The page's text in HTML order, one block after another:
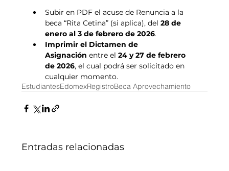
Subir en PDF el acuse de Renuncia a la
beca “Rita Cetina” (si aplica), del 28 de
enero al 3 de febrero de 2026.
Imprimir el Dictamen de
Asignación entre el 24 y 27 de febrero
de 2026, el cual podrá ser solicitado en
cualquier momento.
EstudiantesEdomexRegistroBeca Aprovechamiento
Entradas relacionadas